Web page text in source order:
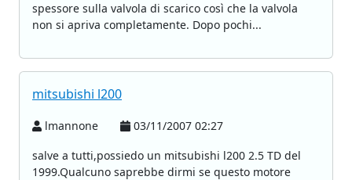
spessore sulla valvola di scarico così che la valvola
non si apriva completamente. Dopo pochi...
mitsubishi l200
lmannone
03/11/2007 02:27
salve a tutti,possiedo un mitsubishi l200 2.5 TD del
1999.Qualcuno saprebbe dirmi se questo motore